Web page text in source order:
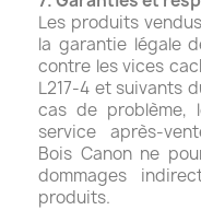
Les produits
la garantie légale
contre les vices
L217-4 et suivants
cas de problème,
service après-
Bois Canon ne
dommages
produits.